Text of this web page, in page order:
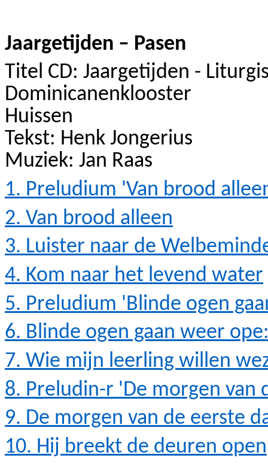
Jaargetijden – Pasen
Titel CD: Jaargetijden -
Dominicanenklooster
Huissen
Tekst: Henk Jongerius
Muziek: Jan Raas
1. Preludium 'Van brood
2. Van brood alleen
3. Luister naar de
4. Kom naar het levend water
5. Preludium 'Blinde ogen
6. Blinde ogen gaan weer
7. Wie mijn leerling willen
8. Preludin-r 'De morgen van
9. De morgen van de eerste
10. Hij breekt de deuren open